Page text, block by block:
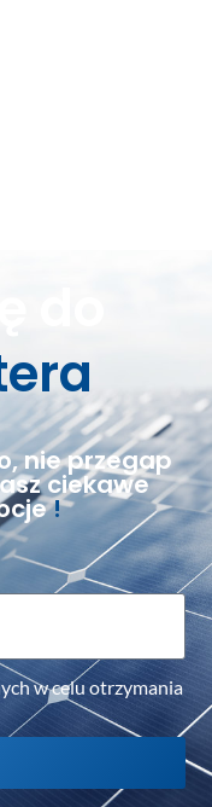
do
nie przegap
ciekawe
!
w celu otrzymania